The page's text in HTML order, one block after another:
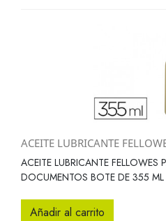
ACEITE LUBRICANTE
ACEITE LUBRICANTE FELLOWES
DOCUMENTOS BOTE DE 355 ML
Añadir al carrito